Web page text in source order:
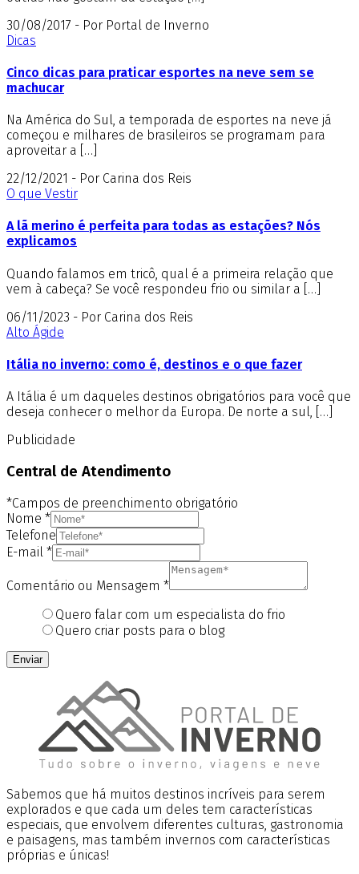
30/08/2017 - Por Portal de Inverno
Dicas
Cinco dicas para praticar esportes na neve sem se
machucar
Na América do Sul, a temporada de esportes na neve já
começou e milhares de brasileiros se programam para
aproveitar a […]
22/12/2021 - Por Carina dos Reis
O que Vestir
A lã merino é perfeita para todas as estações? Nós
explicamos
Quando falamos em tricô, qual é a primeira relação que
vem à cabeça? Se você respondeu frio ou similar a […]
06/11/2023 - Por Carina dos Reis
Alto Ágide
Itália no inverno: como é, destinos e o que fazer
A Itália é um daqueles destinos obrigatórios para você que
deseja conhecer o melhor da Europa. De norte a sul, […]
Publicidade
Central de Atendimento
*Campos de preenchimento obrigatório
Nome *
Telefone
E-mail *
Comentário ou Mensagem *
Quero falar com um especialista do frio
Quero criar posts para o blog
Enviar
Sabemos que há muitos destinos incríveis para serem
explorados e que cada um deles tem características
especiais, que envolvem diferentes culturas, gastronomia
e paisagens, mas também invernos com características
próprias e únicas!